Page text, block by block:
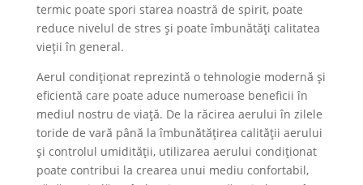
termic poate spori starea noastră de spirit, poate
reduce nivelul de stres și poate îmbunătăți calitatea
vieții în general.
Aerul condiționat reprezintă o tehnologie modernă și
eficientă care poate aduce numeroase beneficii în
mediul nostru de viață. De la răcirea aerului în zilele
toride de vară până la îmbunătățirea calității aerului
și controlul umidității, utilizarea aerului condiționat
poate contribui la crearea unui mediu confortabil,